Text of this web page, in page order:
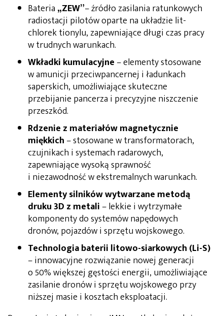
Bateria „ZEW”– źródło zasilania ratunkowych
radiostacji pilotów oparte na układzie lit-
chlorek tionylu, zapewniające długi czas pracy
w trudnych warunkach.
Wkładki kumulacyjne – elementy stosowane
w amunicji przeciwpancernej i ładunkach
saperskich, umożliwiające skuteczne
przebijanie pancerza i precyzyjne niszczenie
przeszkód.
Rdzenie z materiałów magnetycznie
miękkich – stosowane w transformatorach,
czujnikach i systemach radarowych,
zapewniające wysoką sprawność
i niezawodność w ekstremalnych warunkach.
Elementy silników wytwarzane metodą
druku 3D z metali – lekkie i wytrzymałe
komponenty do systemów napędowych
dronów, pojazdów i sprzętu wojskowego.
Technologia baterii litowo-siarkowych (Li-S)
– innowacyjne rozwiązanie nowej generacji
o 50% większej gęstości energii, umożliwiające
zasilanie dronów i sprzętu wojskowego przy
niższej masie i kosztach eksploatacji.